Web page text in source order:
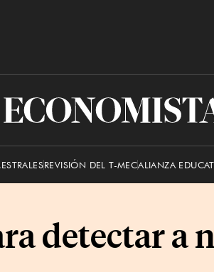
El
REVISIÓN DEL T-MECALIANZA
detectar a